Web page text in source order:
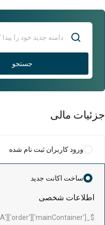
جستجو
جزئیات مالی
ورود کاربران ثبت نام شده
ساخت اکانت جدید
اطلاعات شخصی